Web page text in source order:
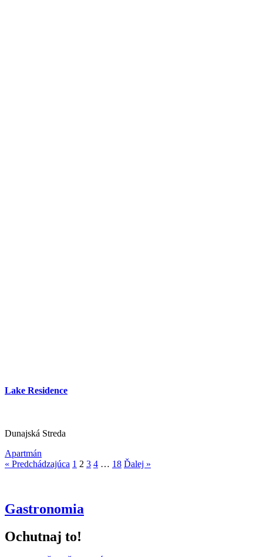
Lake Residence
Dunajská Streda
Apartmán
« Predchádzajúca 1 2 3 4 … 18 Ďalej »
Gastronomia
Ochutnaj to!